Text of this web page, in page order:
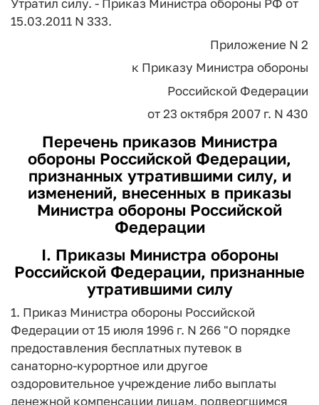
Утратил силу. - Приказ Министра обороны РФ от
15.03.2011 N 333.
Приложение N 2
к Приказу Министра обороны
Российской Федерации
от 23 октября 2007 г. N 430
Перечень приказов Министра
обороны Российской Федерации,
признанных утратившими силу, и
изменений, внесенных в приказы
Министра обороны Российской
Федерации
I. Приказы Министра обороны
Российской Федерации, признанные
утратившими силу
1. Приказ Министра обороны Российской
Федерации от 15 июля 1996 г. N 266 "О порядке
предоставления бесплатных путевок в
санаторно-курортное или другое
оздоровительное учреждение либо выплаты
денежной компенсации лицам, подвергшимся